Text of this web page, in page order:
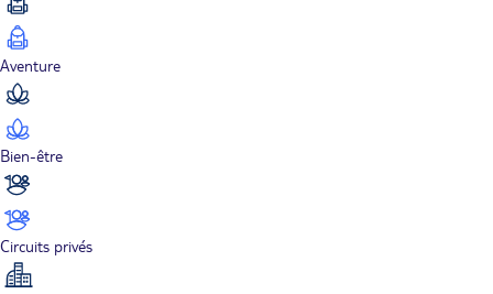
Aventure
Bien-être
Circuits privés